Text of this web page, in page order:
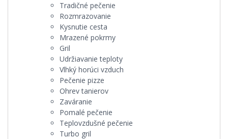
Tradičné pečenie
Rozmrazovanie
Kysnutie cesta
Mrazené pokrmy
Gril
Udržiavanie teploty
Vlhký horúci vzduch
Pečenie pizze
Ohrev tanierov
Zaváranie
Pomalé pečenie
Teplovzdušné pečenie
Turbo gril